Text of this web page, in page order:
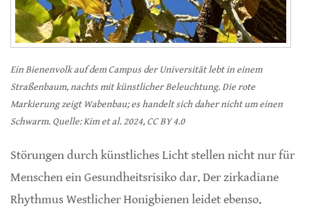
Ein Bienenvolk auf dem Campus der Universität lebt in einem
Straßenbaum, nachts mit künstlicher Beleuchtung. Die rote
Markierung zeigt Wabenbau; es handelt sich daher nicht um einen
Schwarm. Quelle: Kim et al. 2024, CC BY 4.0
Störungen durch künstliches Licht stellen nicht nur für
Menschen ein Gesundheitsrisiko dar. Der zirkadiane
Rhythmus Westlicher Honigbienen leidet ebenso.